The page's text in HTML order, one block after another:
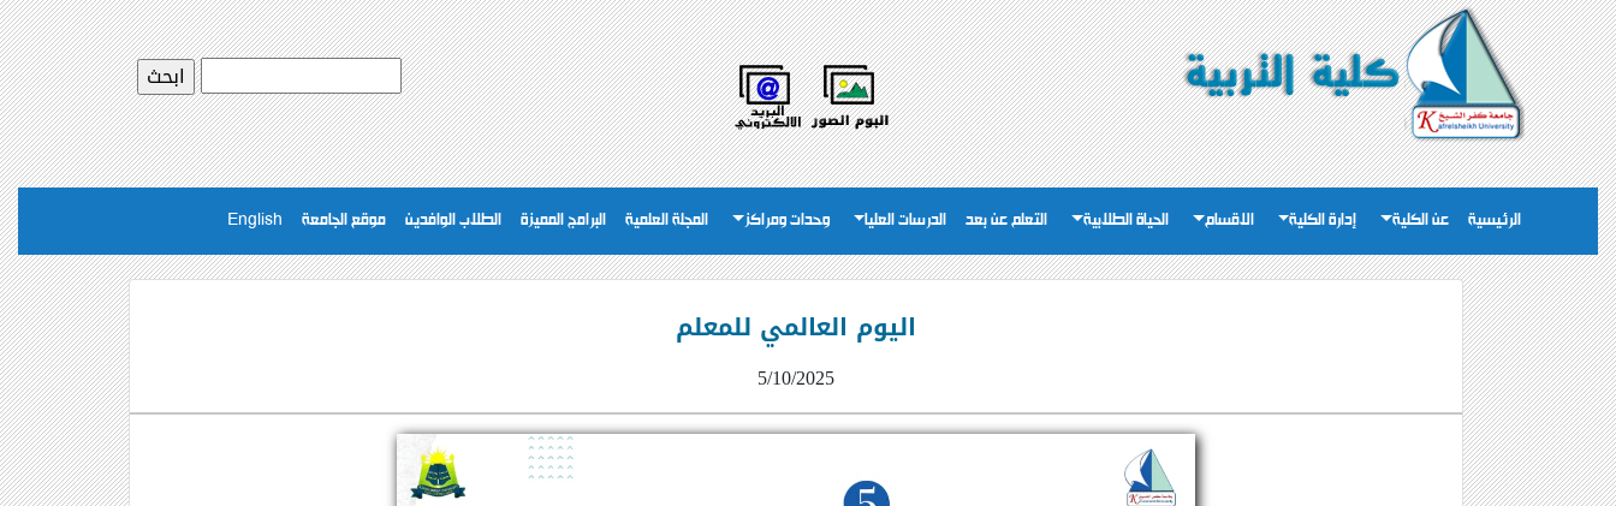
الرئيسية عن الكلية إدارة الكلية الاقسام الحياة الطلابية التعلم عن بعد الدرسات العليا وحدات ومراكز المجلة العلمية البرامج المميزة الطلاب الوافدين موقع الجامعة English
اليوم العالمي للمعلم
5/10/2025